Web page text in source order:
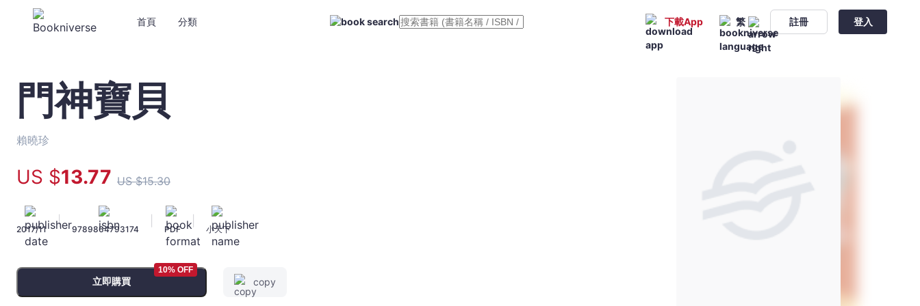
首頁 分類 下載App 繁 註冊 登入
門
神
寶
貝
賴
曉
文
宇
宙
Bookniverse
門神寶貝
賴曉珍
US $13.77 US $15.30
2017/11
|
9789864793174 PDF 小天下
立即購買
10% OFF
copy